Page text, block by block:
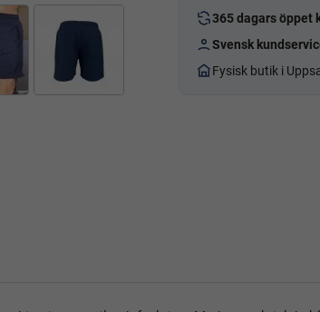
365 dagars öppet
Svensk
Fysisk butik i